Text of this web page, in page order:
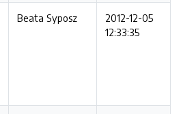
Beata Syposz
2012-12-05
12:33:35